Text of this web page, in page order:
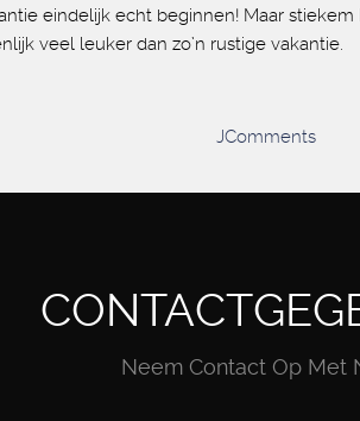
eindelijk echt beginnen! Maar
veel leuker dan zo’n rustige vakantie.
JComments
Neem Contact Op Met